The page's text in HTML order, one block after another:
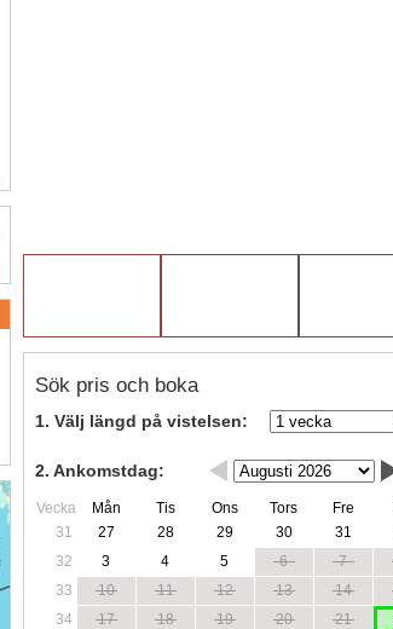
Sök pris och boka
1. Välj längd på vistelsen:
2. Ankomstdag:
Vecka Mån Tis Ons Tors Fre
31
27 28 29 30 31
32
3 4 5 6 7
33
10 11 12 13 14
34
17 18 19 20 21